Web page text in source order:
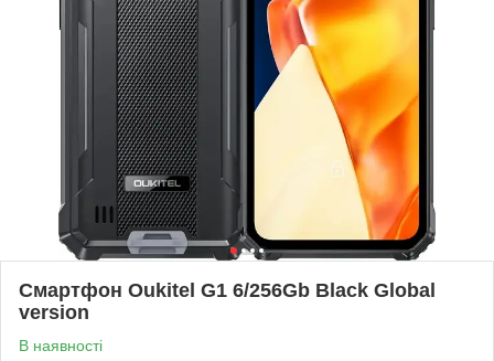
Смартфон Oukitel G1 6/256Gb Black Global
version
В наявності